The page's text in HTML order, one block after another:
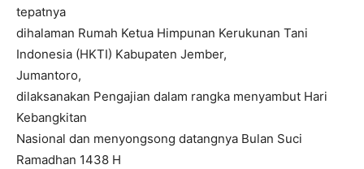
tepatnya
dihalaman Rumah Ketua Himpunan Kerukunan Tani
Indonesia (HKTI) Kabupaten Jember,
Jumantoro,
dilaksanakan Pengajian dalam rangka menyambut Hari
Kebangkitan
Nasional dan menyongsong datangnya Bulan Suci
Ramadhan 1438 H